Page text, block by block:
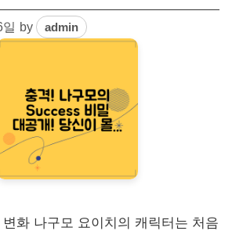
by admin
화 나구모 요이치의 캐릭터는 처음